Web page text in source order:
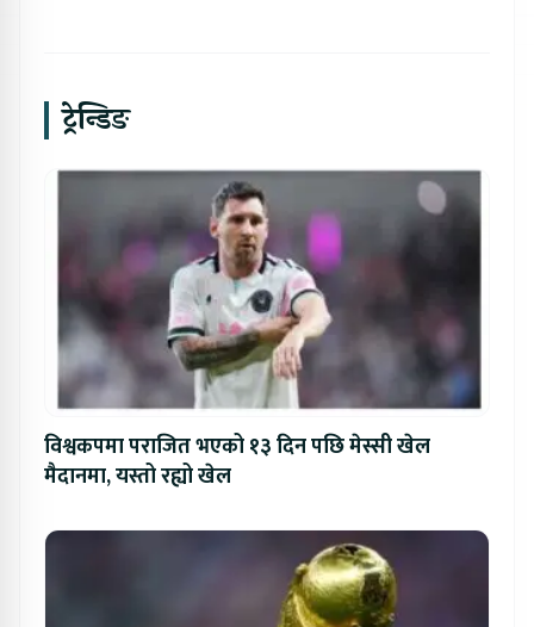
ट्रेन्डिङ
विश्वकपमा पराजित भएको १३ दिन पछि मेस्सी खेल
मैदानमा, यस्तो रह्यो खेल